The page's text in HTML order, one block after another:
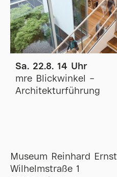
Sa. 22.8. 14 Uhr
mre Blickwinkel –
Architekturführung
Museum Reinhard Ernst
Wilhelmstraße 1